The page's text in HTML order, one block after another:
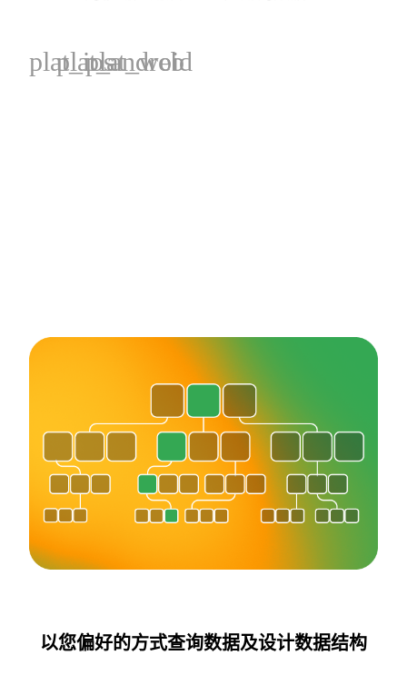
plat_ios
plat_android
plat_web
以您偏好的方式查询数据及设计数据结构